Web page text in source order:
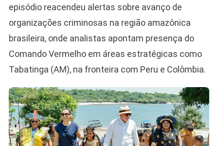
episódio reacendeu alertas sobre avanço de
organizações criminosas na região amazônica
brasileira, onde analistas apontam presença do
Comando Vermelho em áreas estratégicas como
Tabatinga (AM), na fronteira com Peru e Colômbia.